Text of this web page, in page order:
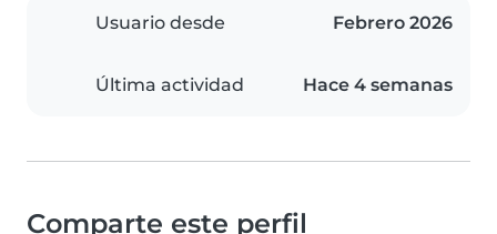
Usuario desde Febrero 2026
Última actividad Hace 4 semanas
Comparte este perfil